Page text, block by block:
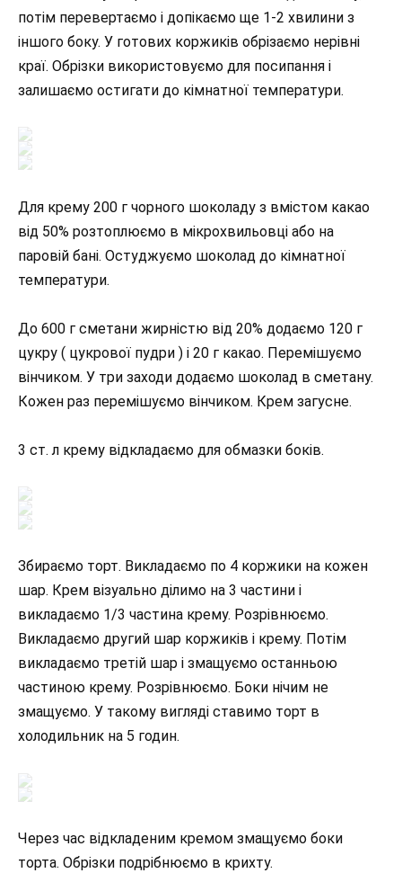
потім перевертаємо і допікаємо ще 1-2 хвилини з
іншого боку. У готових коржиків обрізаємо нерівні
краї. Обрізки використовуємо для посипання і
залишаємо остигати до кімнатної температури.
Для крему 200 г чорного шоколаду з вмістом какао
від 50% розтоплюємо в мікрохвильовці або на
паровій бані. Остуджуємо шоколад до кімнатної
температури.
До 600 г сметани жирністю від 20% додаємо 120 г
цукру ( цукрової пудри ) і 20 г какао. Перемішуємо
вінчиком. У три заходи додаємо шоколад в сметану.
Кожен раз перемішуємо вінчиком. Крем загусне.
3 ст. л крему відкладаємо для обмазки боків.
Збираємо торт. Викладаємо по 4 коржики на кожен
шар. Крем візуально ділимо на 3 частини і
викладаємо 1/3 частина крему. Розрівнюємо.
Викладаємо другий шар коржиків і крему. Потім
викладаємо третій шар і змащуємо останньою
частиною крему. Розрівнюємо. Боки нічим не
змащуємо. У такому вигляді ставимо торт в
холодильник на 5 годин.
Через час відкладеним кремом змащуємо боки
торта. Обрізки подрібнюємо в крихту.